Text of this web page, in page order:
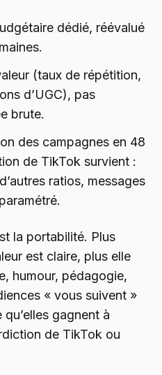
dédié, réévalué
(taux de répétition,
d’UGC), pas
brute.
des campagnes en 48
de TikTok survient :
ratios, messages
la portabilité. Plus
est claire, plus elle
humour, pédagogie,
« vous suivent »
gagnent à
de TikTok ou